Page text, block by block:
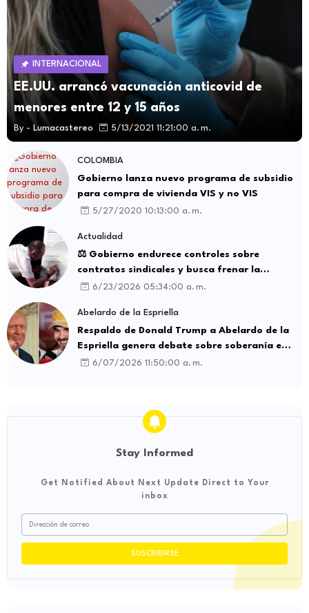
INTERNACIONAL
EE.UU. arrancó vacunación anticovid de
menores entre 12 y 15 años
By - Lumacastereo 5/13/2021 11:21:00 a. m.
COLOMBIA
Gobierno lanza nuevo programa de subsidio
para compra de vivienda VIS y no VIS
5/27/2020 10:13:00 a. m.
Actualidad
⚖️ Gobierno endurece controles sobre
contratos sindicales y busca frenar la
intermediación laboral ilegal
6/23/2026 05:34:00 a. m.
Abelardo de la Espriella
Respaldo de Donald Trump a Abelardo de la
Espriella genera debate sobre soberanía e
influencia internacional
6/07/2026 11:50:00 a. m.
Stay Informed
Get Notified About Next Update Direct to Your
inbox